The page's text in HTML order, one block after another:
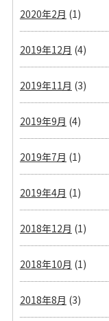
2020年2月 (1)
2019年12月 (4)
2019年11月 (3)
2019年9月 (4)
2019年7月 (1)
2019年4月 (1)
2018年12月 (1)
2018年10月 (1)
2018年8月 (3)